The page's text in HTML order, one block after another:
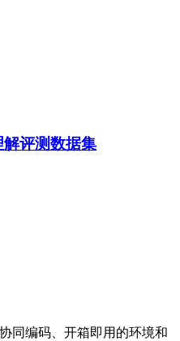
评测数据集
同编码、开箱即用的环境和